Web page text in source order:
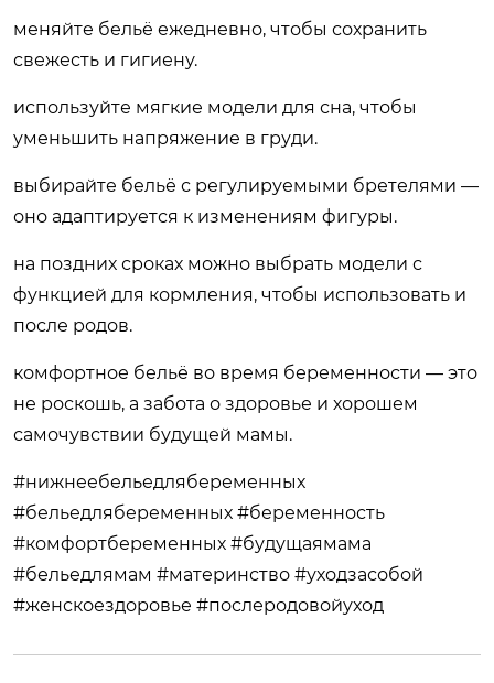
меняйте бельё ежедневно, чтобы сохранить
свежесть и гигиену.
используйте мягкие модели для сна, чтобы
уменьшить напряжение в груди.
выбирайте бельё с регулируемыми бретелями —
оно адаптируется к изменениям фигуры.
на поздних сроках можно выбрать модели с
функцией для кормления, чтобы использовать и
после родов.
комфортное бельё во время беременности — это
не роскошь, а забота о здоровье и хорошем
самочувствии будущей мамы.
#нижнеебельедлябеременных
#бельедлябеременных #беременность
#комфортбеременных #будущаямама
#бельедлямам #материнство #уходзасобой
#женскоездоровье #послеродовойуход